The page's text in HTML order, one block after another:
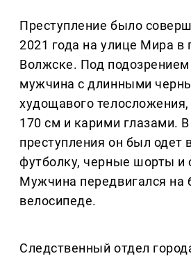
Преступление было
2021 года на улице Мира в
Волжске. Под подозрением
мужчина с длинными
худощавого
170 см и карими глазами.
преступления он был одет
футболку, черные шорты и
Мужчина передвигался на
велосипеде.
Следственный отдел